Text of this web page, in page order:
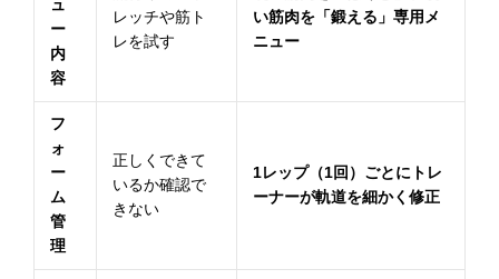
ュ
ー
内
容
レッチや筋ト
レを試す
い筋肉を「鍛える」専用メ
ニュー
フ
ォ
ー
ム
管
理
正しくできて
いるか確認で
きない
1レップ（1回）ごとにトレ
ーナーが軌道を細かく修正